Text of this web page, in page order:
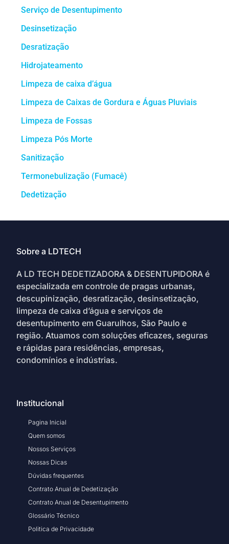
Serviço de Desentupimento
Desinsetização
Desratização
Hidrojateamento
Limpeza de caixa d’água
Limpeza de Caixas de Gordura e Águas Pluviais
Limpeza de Fossas
Limpeza Pós Morte
Sanitização
Termonebulização (Fumacê)
Dedetização
Sobre a LDTECH
A LD TECH DEDETIZADORA & DESENTUPIDORA é
especializada em controle de pragas urbanas,
descupinização, desratização, desinsetização,
limpeza de caixa d’água e serviços de
desentupimento em Guarulhos, São Paulo e
região. Atuamos com soluções eficazes, seguras
e rápidas para residências, empresas,
condomínios e indústrias.
Institucional
Pagina Inicial
Quem somos
Nossos Serviços
Nossas Dicas
Dúvidas frequentes
Contrato Anual de Dedetização
Contrato Anual de Desentupimento
Glossário Técnico
Politica de Privacidade